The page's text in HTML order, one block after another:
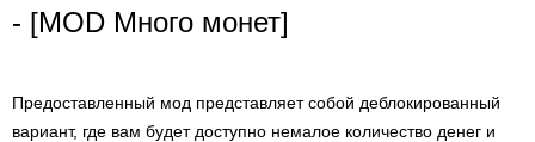
- [MOD Много монет]
Предоставленный мод представляет собой деблокированный
вариант, где вам будет доступно немалое количество денег и